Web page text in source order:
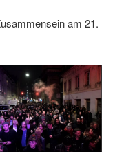
am 21.